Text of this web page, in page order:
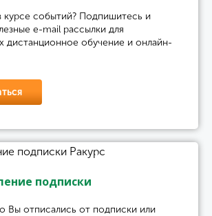
курсе событий? Подпишитесь и
e-mail рассылки для
дистанционное обучение и онлайн-
подписки
Вы отписались от подписки или